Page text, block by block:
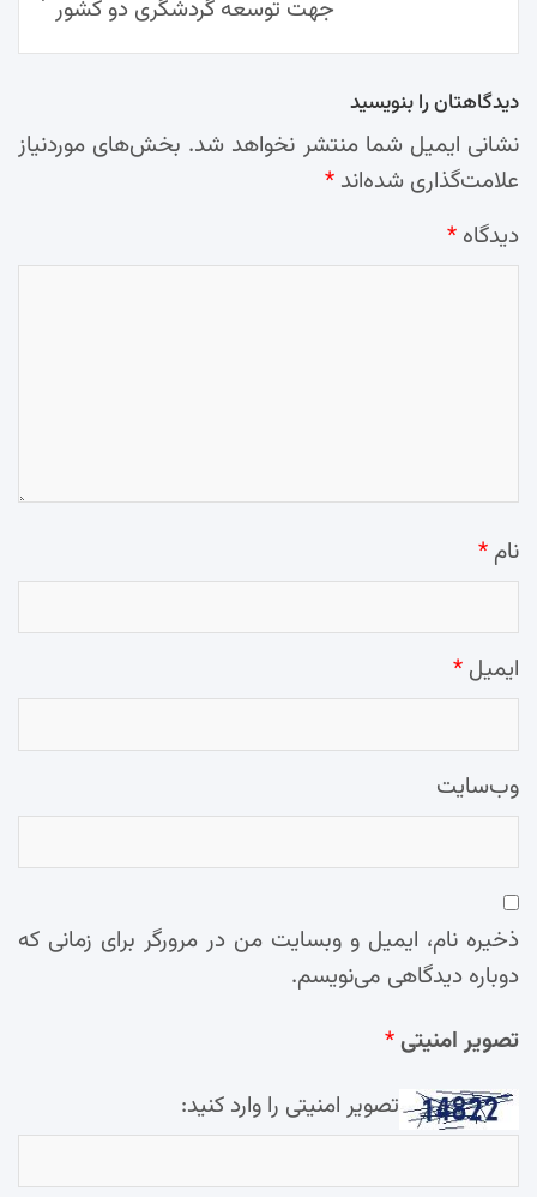
جهت توسعه گردشگری دو کشور
دیدگاهتان را بنویسید
نشانی ایمیل شما منتشر نخواهد شد. بخش‌های موردنیاز
علامت‌گذاری شده‌اند *
دیدگاه *
نام *
ایمیل *
وب‌سایت
ذخیره نام، ایمیل و وبسایت من در مرورگر برای زمانی که
دوباره دیدگاهی می‌نویسم.
تصویر امنیتی*
تصویر امنیتی را وارد کنید: